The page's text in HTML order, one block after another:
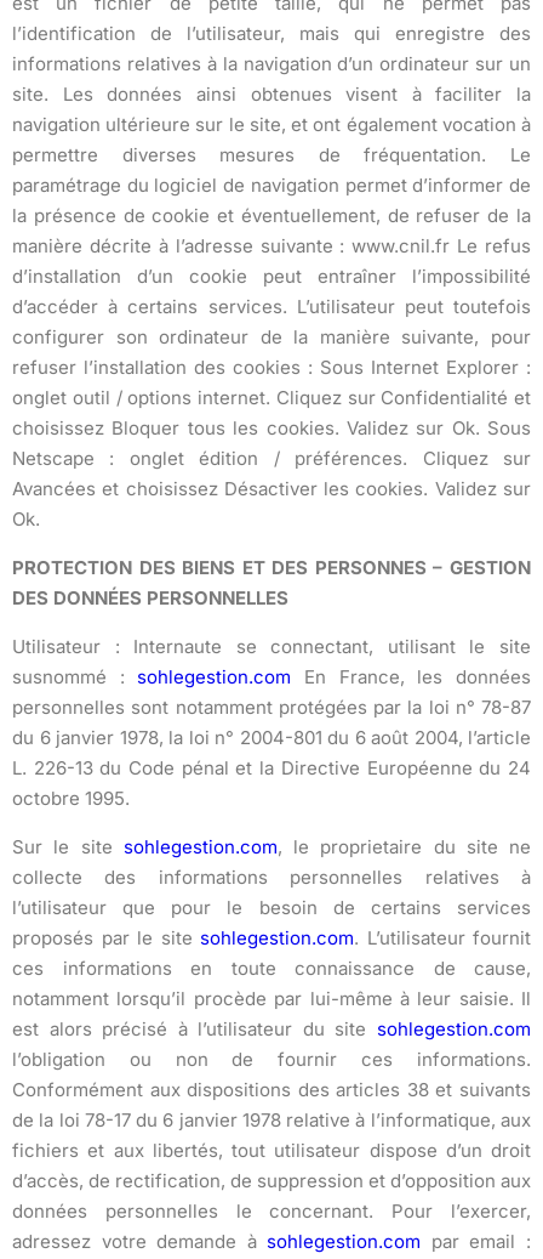
l’identification de l’utilisateur, mais qui enregistre des
informations relatives à la navigation d’un ordinateur sur un
site. Les données ainsi obtenues visent à faciliter la
navigation ultérieure sur le site, et ont également vocation à
permettre diverses mesures de fréquentation. Le
paramétrage du logiciel de navigation permet d’informer de
la présence de cookie et éventuellement, de refuser de la
manière décrite à l’adresse suivante : www.cnil.fr Le refus
d’installation d’un cookie peut entraîner l’impossibilité
d’accéder à certains services. L’utilisateur peut toutefois
configurer son ordinateur de la manière suivante, pour
refuser l’installation des cookies : Sous Internet Explorer :
onglet outil / options internet. Cliquez sur Confidentialité et
choisissez Bloquer tous les cookies. Validez sur Ok. Sous
Netscape : onglet édition / préférences. Cliquez sur
Avancées et choisissez Désactiver les cookies. Validez sur
Ok.
PROTECTION DES BIENS ET DES PERSONNES – GESTION
DES DONNÉES PERSONNELLES
Utilisateur : Internaute se connectant, utilisant le site
susnommé : sohlegestion.com En France, les données
personnelles sont notamment protégées par la loi n° 78-87
du 6 janvier 1978, la loi n° 2004-801 du 6 août 2004, l’article
L. 226-13 du Code pénal et la Directive Européenne du 24
octobre 1995.
Sur le site sohlegestion.com, le proprietaire du site ne
collecte des informations personnelles relatives à
l’utilisateur que pour le besoin de certains services
proposés par le site sohlegestion.com. L’utilisateur fournit
ces informations en toute connaissance de cause,
notamment lorsqu’il procède par lui-même à leur saisie. Il
est alors précisé à l’utilisateur du site sohlegestion.com
l’obligation ou non de fournir ces informations.
Conformément aux dispositions des articles 38 et suivants
de la loi 78-17 du 6 janvier 1978 relative à l’informatique, aux
fichiers et aux libertés, tout utilisateur dispose d’un droit
d’accès, de rectification, de suppression et d’opposition aux
données personnelles le concernant. Pour l’exercer,
adressez votre demande à sohlegestion.com par email :